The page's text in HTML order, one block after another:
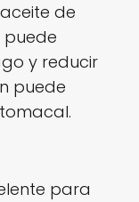
de
puede
y reducir
puede
para